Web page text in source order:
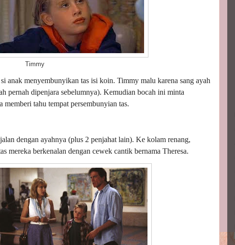
anak menyembunyikan tas isi koin. Timmy malu karena sang ayah
pernah dipenjara sebelumnya). Kemudian bocah ini minta
memberi tahu tempat persembunyian tas.
dengan ayahnya (plus 2 penjahat lain). Ke kolam renang,
mereka berkenalan dengan cewek cantik bernama Theresa.